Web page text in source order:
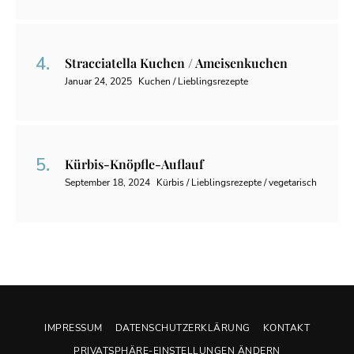
Stracciatella Kuchen / Ameisenkuchen
Januar 24, 2025 Kuchen / Lieblingsrezepte
Kürbis-Knöpfle-Auflauf
September 18, 2024 Kürbis / Lieblingsrezepte / vegetarisch
IMPRESSUM DATENSCHUTZERKLÄRUNG
KONTAKT
PRIVATSPHÄRE-EINSTELLUNGEN ÄNDERN